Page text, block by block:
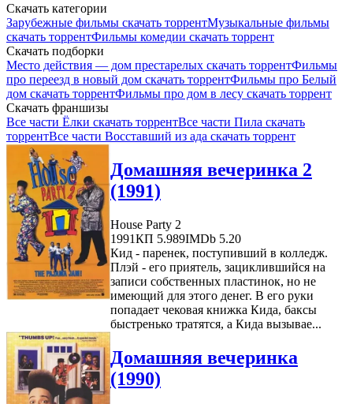
Скачать категории
Зарубежные фильмы скачать торрентМузыкальные фильмы
скачать торрентФильмы комедии скачать торрент
Скачать подборки
Место действия — дом престарелых скачать торрентФильмы
про переезд в новый дом скачать торрентФильмы про Белый
дом скачать торрентФильмы про дом в лесу скачать торрент
Скачать франшизы
Все части Ёлки скачать торрентВсе части Пила скачать
торрентВсе части Восставший из ада скачать торрент
Домашняя вечеринка 2
(1991)
House Party 2
1991КП 5.989IMDb 5.20
Кид - паренек, поступивший в колледж.
Плэй - его приятель, зациклившийся на
записи собственных пластинок, но не
имеющий для этого денег. В его руки
попадает чековая книжка Кида, баксы
быстренько тратятся, а Кида вызывае...
Домашняя вечеринка
(1990)